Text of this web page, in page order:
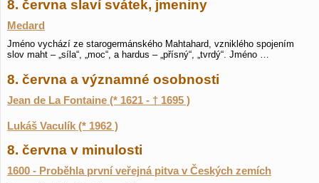
8. června slaví svátek, jmeniny
Medard
Jméno vychází ze starogermánského Mahtahard, vzniklého spojením
slov maht – „síla“, „moc“, a hardus – „přísný“, „tvrdý“. Jméno …
8. června a významné osobnosti
Jean de La Fontaine (* 1621 - † 1695 )
Lukáš Vaculík (* 1962 )
8. června v minulosti
1600 - Proběhla první veřejná pitva v Českých zemích